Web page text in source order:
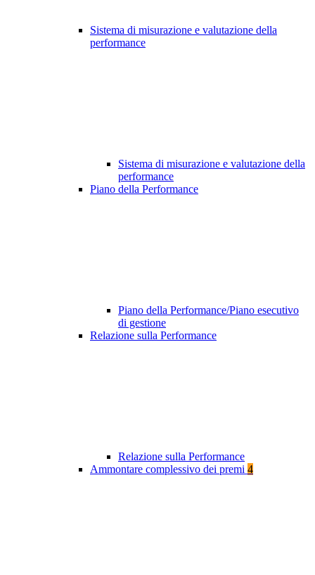
Sistema di misurazione e valutazione della
performance
Sistema di misurazione e valutazione della
performance
Piano della Performance
Piano della Performance/Piano esecutivo
di gestione
Relazione sulla Performance
Relazione sulla Performance
Ammontare complessivo dei premi 4